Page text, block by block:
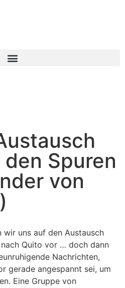
Spuren
von
wir uns auf den Austausch
Quito vor … doch dann
Nachrichten,
gerade angespannt sei, um
Eine Gruppe von